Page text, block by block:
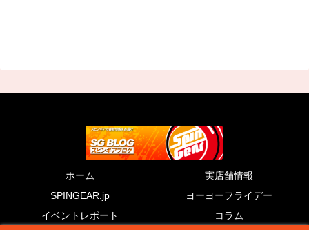
ホーム
実店舗情報
SPINGEAR.jp
ヨーヨーフライデー
イベントレポート
コラム